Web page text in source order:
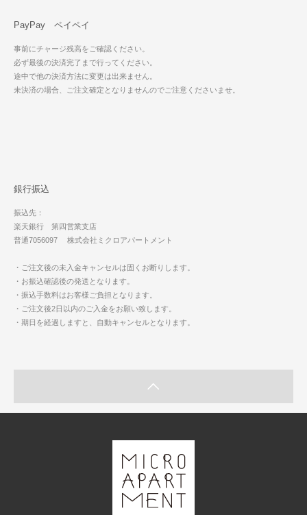
PayPay ペイペイ
事前にチャージ残高をご確認ください。
必ず最後の決済完了まで行ってください。
途中で他の決済方法に変更は出来ません。
未決済の場合、ご注文確定となりませんのでご注意くださいませ。
銀行振込
振込先：
楽天銀行 第四営業支店
普通7056097 株式会社ミクロアパートメント
・ご注文後の未入金キャンセルは固くお断りします。
・お振込確認後の発送となります。
・振込手数料はお客様ご負担となります。
・ご注文後2日以内のご入金をお願い致します。
・期日を経過しますと、自動キャンセルとなります。